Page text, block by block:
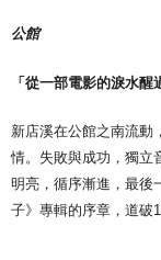
公館
「從一部電影的淚水醒
新店溪在公館之南流動
情。失敗與成功，獨立
明亮，循序漸進，最後
子》專輯的序章，道破